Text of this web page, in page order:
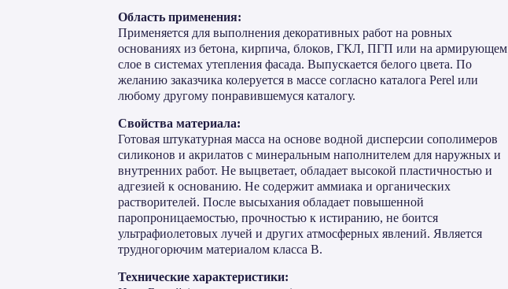
Область применения:
Применяется для выполнения декоративных работ на ровных
основаниях из бетона, кирпича, блоков, ГКЛ, ПГП или на армирующем
слое в системах утепления фасада. Выпускается белого цвета. По
желанию заказчика колеруется в массе согласно каталога Perel или
любому другому понравившемуся каталогу.
Свойства материала:
Готовая штукатурная масса на основе водной дисперсии сополимеров
силиконов и акрилатов с минеральным наполнителем для наружных и
внутренних работ. Не выцветает, обладает высокой пластичностью и
адгезией к основанию. Не содержит аммиака и органических
растворителей. После высыхания обладает повышенной
паропроницаемостью, прочностью к истиранию, не боится
ультрафиолетовых лучей и других атмосферных явлений. Является
трудногорючим материалом класса В.
Технические характеристики: